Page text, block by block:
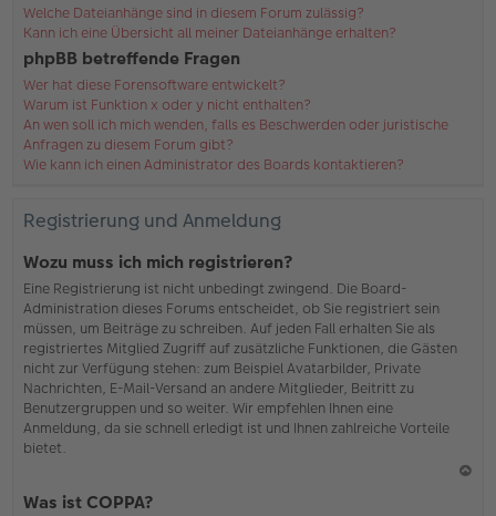
Welche Dateianhänge sind in diesem Forum zulässig?
Kann ich eine Übersicht all meiner Dateianhänge erhalten?
phpBB betreffende Fragen
Wer hat diese Forensoftware entwickelt?
Warum ist Funktion x oder y nicht enthalten?
An wen soll ich mich wenden, falls es Beschwerden oder juristische
Anfragen zu diesem Forum gibt?
Wie kann ich einen Administrator des Boards kontaktieren?
Registrierung und Anmeldung
Wozu muss ich mich registrieren?
Eine Registrierung ist nicht unbedingt zwingend. Die Board-
Administration dieses Forums entscheidet, ob Sie registriert sein
müssen, um Beiträge zu schreiben. Auf jeden Fall erhalten Sie als
registriertes Mitglied Zugriff auf zusätzliche Funktionen, die Gästen
nicht zur Verfügung stehen: zum Beispiel Avatarbilder, Private
Nachrichten, E-Mail-Versand an andere Mitglieder, Beitritt zu
Benutzergruppen und so weiter. Wir empfehlen Ihnen eine
Anmeldung, da sie schnell erledigt ist und Ihnen zahlreiche Vorteile
bietet.
Was ist COPPA?